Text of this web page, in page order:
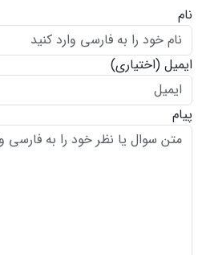
نام
ایمیل (اختیاری)
پیام